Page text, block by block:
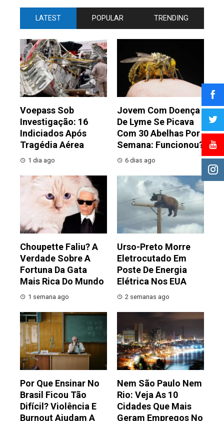
LATEST POPULAR TRENDING
Voepass Sob
Investigação: 16
Indiciados Após
Tragédia Aérea
1 dia ago
Jovem Com Doença
De Lyme Se Picava
Com 30 Abelhas Por
Semana: Funcionou?
6 dias ago
Choupette Faliu? A
Verdade Sobre A
Fortuna Da Gata
Mais Rica Do Mundo
1 semana ago
Urso-Preto Morre
Eletrocutado Em
Poste De Energia
Elétrica Nos EUA
2 semanas ago
Por Que Ensinar No
Brasil Ficou Tão
Difícil? Violência E
Burnout Ajudam A
Nem São Paulo Nem
Rio: Veja As 10
Cidades Que Mais
Geram Empregos No